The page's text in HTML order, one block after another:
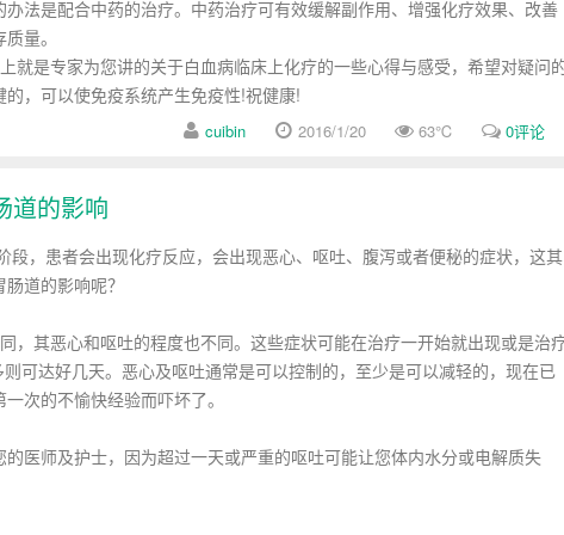
是配合中药的治疗。中药治疗可有效缓解副作用、增强化疗效果、改善
量。
是专家为您讲的关于白血病临床上化疗的一些心得与感受，希望对疑问
，可以使免疫系统产生免疫性!祝健康!
cuibin 2016/1/20 63℃ 0评论
道的影响
患者会出现化疗反应，会出现恶心、呕吐、腹泻或者便秘的症状，这其
道的影响呢？
，其恶心和呕吐的程度也不同。这些症状可能在治疗一开始就出现或是治
可达好几天。恶心及呕吐通常是可以控制的，至少是可以减轻的，现在已
次的不愉快经验而吓坏了。
医师及护士，因为超过一天或严重的呕吐可能让您体内水分或电解质失